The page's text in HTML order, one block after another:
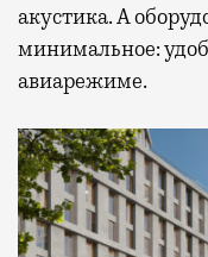
акустика. А
минимальное:
авиарежиме.